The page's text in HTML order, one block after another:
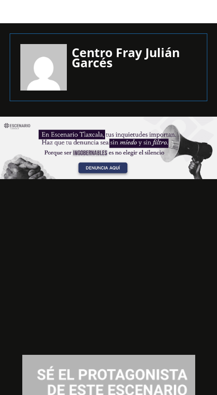
Centro Fray Julián
Garcés